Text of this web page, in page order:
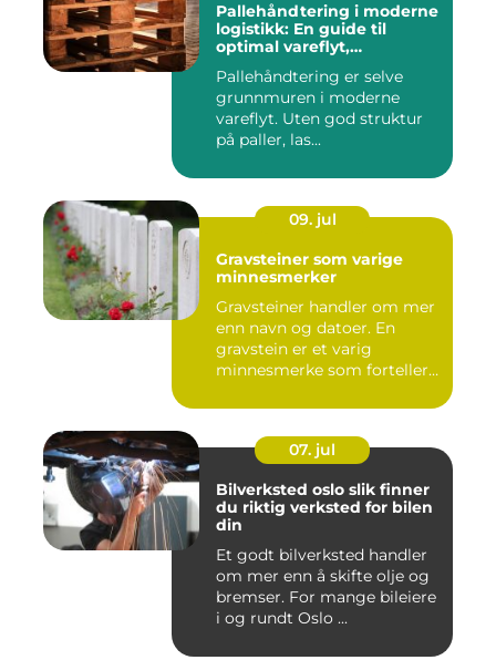
Pallehåndtering i moderne
logistikk: En guide til
optimal vareflyt,
terminaleffektivitet
Pallehåndtering er selve
grunnmuren i moderne
vareflyt. Uten god struktur
på paller, las...
09. jul
Gravsteiner som varige
minnesmerker
Gravsteiner handler om mer
enn navn og datoer. En
gravstein er et varig
minnesmerke som forteller
07. jul
Bilverksted oslo slik finner
du riktig verksted for bilen
din
Et godt bilverksted handler
om mer enn å skifte olje og
bremser. For mange bileiere
i og rundt Oslo ...